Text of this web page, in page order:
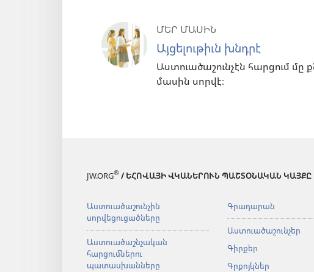
ՄԵՐ ՄԱՍԻՆ
Այցելութիւն խնդրէ
Աստուածաշունչէն հարցում մը
մասին սորվէ։
JW.ORG® / ԵՀՈՎԱՅԻ ՎԿԱՆԵՐՈՒՆ ՊԱՇՏՕՆԱԿԱՆ ԿԱՅՔԸ
Աստուածաշունչին
սորվեցուցածները
Աստուածաշնչական
հարցումներու
պատասխանները
Գրադարան
Աստուածաշունչեր
Գիրքեր
Գրքոյկներ